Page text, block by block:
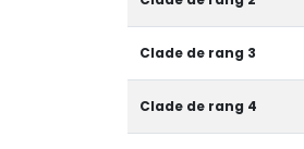
Clade de rang 3
Clade de rang 4